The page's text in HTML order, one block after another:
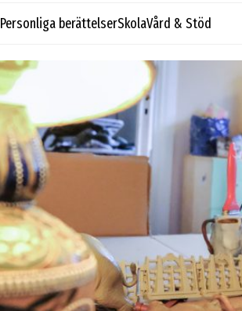
Personliga berättelserSkolaVård & Stöd